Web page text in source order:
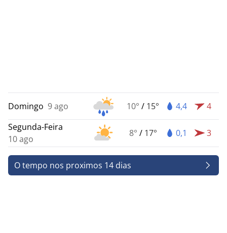
Domingo 9 ago 10° / 15° 4,4
4
Segunda-Feira
10 ago
8° / 17° 0,1 3
O tempo nos proximos 14 dias